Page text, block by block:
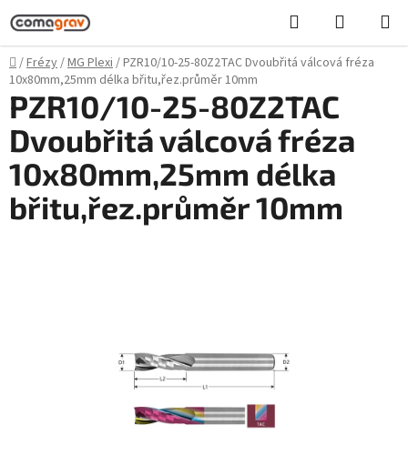
Přejít
na
obsah
Hledat
KOŠÍK
Domů
/Frézy/MG Plexi/PZR10/10-25-80Z2TAC Dvoubřitá válcová fréza
10x80mm,25mm délka břitu,řez.průměr 10mm
PZR10/10-25-80Z2TAC
Dvoubřitá válcová fréza
10x80mm,25mm délka
břitu,řez.průměr 10mm